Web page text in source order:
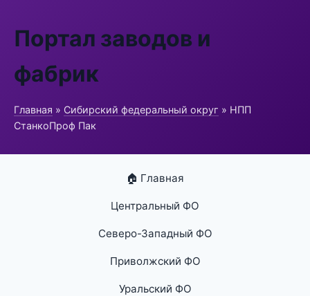
Портал заводов и
фабрик
Главная » Сибирский федеральный округ » НПП
СтанкоПроф Пак
🏠 Главная
Центральный ФО
Северо-Западный ФО
Приволжский ФО
Уральский ФО